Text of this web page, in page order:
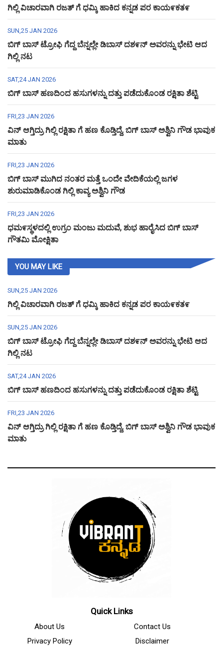
ಗಿಲ್ಲಿ ವಿಚಾರವಾಗಿ ರಜತ್ ಗೆ ಧಮ್ಕಿ ಹಾಕಿದ ಕನ್ನಡ ಪರ ಕಾಯ೯ಕತ೯
SUN,25 JAN 2026
ಬಿಗ್ ಬಾಸ್ ಟ್ರೋಫಿ ಗೆದ್ದ ಬೆನ್ನಲ್ಲೇ ಡಿಬಾಸ್ ದಶ೯ನ್ ಅವರನ್ನು ಭೇಟಿ ಆದ
ಗಿಲ್ಲಿ ನಟ
SAT,24 JAN 2026
ಬಿಗ್ ಬಾಸ್ ಹಣದಿಂದ ಹಸುಗಳನ್ನು ದತ್ತು ಪಡೆದುಕೊಂಡ ರಕ್ಷಿತಾ ಶೆಟ್ಟಿ
FRI,23 JAN 2026
ವಿನ್ ಆಗ್ತಿದ್ರು ಗಿಲ್ಲಿ ರಕ್ಷಿತಾ ಗೆ ಹಣ ಕೊಡ್ತಿದ್ದೆ, ಬಿಗ್ ಬಾಸ್ ಅಶ್ವಿನಿ ಗೌಡ ಭಾವುಕ
ಮಾತು
FRI,23 JAN 2026
ಬಿಗ್ ಬಾಸ್ ಮುಗಿದ ನಂತರ ಮತ್ತೆ ಒಂದೇ ವೇದಿಕೆಯಲ್ಲಿ ಜಗಳ
ಶುರುಮಾಡಿಕೊಂಡ ಗಿಲ್ಲಿ ಕಾವ್ಯ ಅಶ್ವಿನಿ ಗೌಡ
FRI,23 JAN 2026
ಧಮ೯ಸ್ಥಳದಲ್ಲಿ ಉಗ್ರಂ ಮಂಜು ಮದುವೆ, ಶುಭ ಹಾರೈಸಿದ ಬಿಗ್ ಬಾಸ್
ಗೌತಮಿ ಮೋಕ್ಷಿತಾ
YOU MAY LIKE
SUN,25 JAN 2026
ಗಿಲ್ಲಿ ವಿಚಾರವಾಗಿ ರಜತ್ ಗೆ ಧಮ್ಕಿ ಹಾಕಿದ ಕನ್ನಡ ಪರ ಕಾಯ೯ಕತ೯
SUN,25 JAN 2026
ಬಿಗ್ ಬಾಸ್ ಟ್ರೋಫಿ ಗೆದ್ದ ಬೆನ್ನಲ್ಲೇ ಡಿಬಾಸ್ ದಶ೯ನ್ ಅವರನ್ನು ಭೇಟಿ ಆದ
ಗಿಲ್ಲಿ ನಟ
SAT,24 JAN 2026
ಬಿಗ್ ಬಾಸ್ ಹಣದಿಂದ ಹಸುಗಳನ್ನು ದತ್ತು ಪಡೆದುಕೊಂಡ ರಕ್ಷಿತಾ ಶೆಟ್ಟಿ
FRI,23 JAN 2026
ವಿನ್ ಆಗ್ತಿದ್ರು ಗಿಲ್ಲಿ ರಕ್ಷಿತಾ ಗೆ ಹಣ ಕೊಡ್ತಿದ್ದೆ, ಬಿಗ್ ಬಾಸ್ ಅಶ್ವಿನಿ ಗೌಡ ಭಾವುಕ
ಮಾತು
Quick Links
About Us
Contact Us
Privacy Policy
Disclaimer